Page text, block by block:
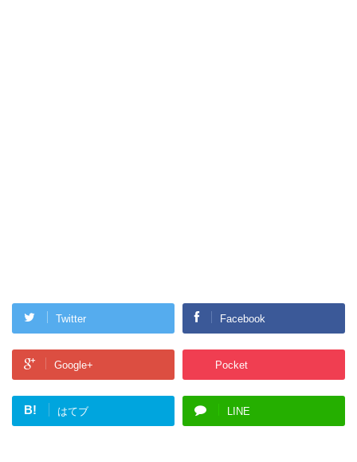
Twitter Facebook
Google+ Pocket
B! はてブ LINE